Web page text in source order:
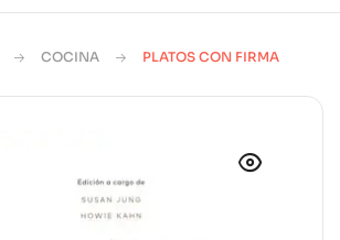
COCINA PLATOS CON FIRMA